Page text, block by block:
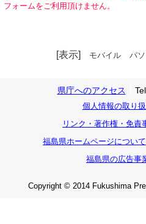
フォームをご利用頂けません。
[表示] モバイル パ
県庁へのアクセス Tel
個人情報の取り
リンク・著作権・免責
福島県ホームページについて
福島県の広告事
Copyright © 2014 Fukushima